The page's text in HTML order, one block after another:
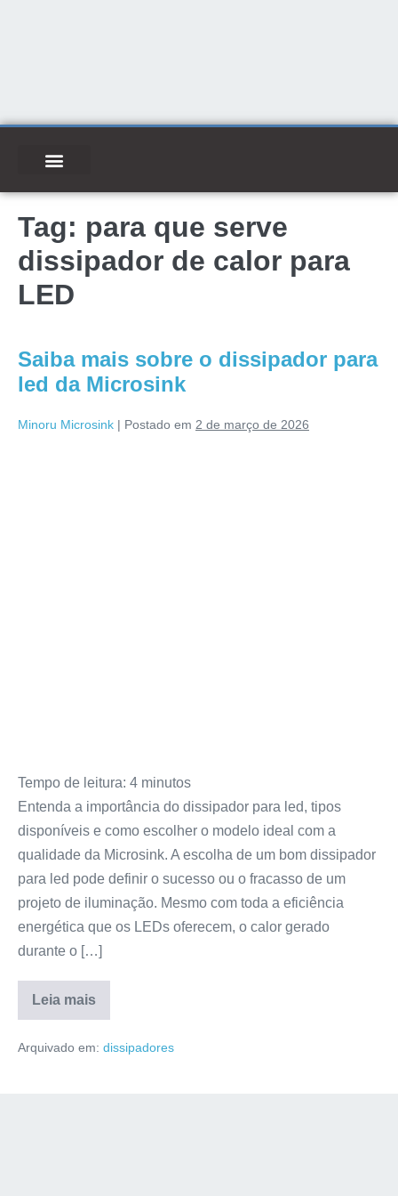
Tag: para que serve
dissipador de calor para
LED
Saiba mais sobre o dissipador para
led da Microsink
Minoru Microsink | Postado em 2 de março de 2026
Tempo de leitura: 4 minutos
Entenda a importância do dissipador para led, tipos
disponíveis e como escolher o modelo ideal com a
qualidade da Microsink. A escolha de um bom dissipador
para led pode definir o sucesso ou o fracasso de um
projeto de iluminação. Mesmo com toda a eficiência
energética que os LEDs oferecem, o calor gerado
durante o […]
Leia mais
Arquivado em: dissipadores